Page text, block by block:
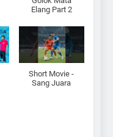
Elang Part 2
Short Movie -
Sang Juara